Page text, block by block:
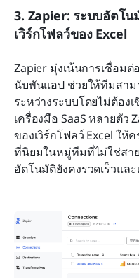
3. Zapier: ระบบอัตโ
เวิร์กโฟลว์ของ Excel
Zapier มุ่งเน้นการเชื่อม
นับพันแอป ช่วยให้ทีมสาม
ระหว่างระบบโดยไม่ต้อ
เครื่องมือ SaaS หลายตัว
ของเวิร์กโฟลว์ Excel ให้
ที่นิยมในหมู่ทีมที่ไม่ใช่สา
อัตโนมัติยังคงรวดเร็วและ